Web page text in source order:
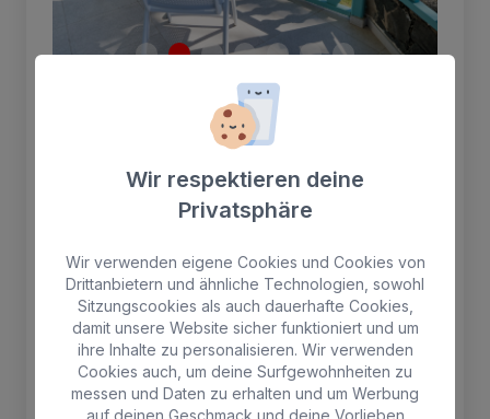
Premium-Apartment mit
Panoramablick auf Meer und
Apartment mit einem Schlafzimmer,
Doppelbett, großem Schrank mit Safe,
Wohnzimmer, bestehend aus Sofa und
Sessel. Voll ausgestattete Küche mit Grill-
Mikrowelle, Kühlschrank, Tisch mit zwei
Stühlen und kompletten Küchenutensilien.
Badezimmer mit Duschwanne.
Wir respektieren deine
Privatsphäre
Wir verwenden eigene Cookies und Cookies von
Drittanbietern und ähnliche Technologien, sowohl
Sitzungscookies als auch dauerhafte Cookies,
damit unsere Website sicher funktioniert und um
ihre Inhalte zu personalisieren. Wir verwenden
Cookies auch, um deine Surfgewohnheiten zu
messen und Daten zu erhalten und um Werbung
auf deinen Geschmack und deine Vorlieben